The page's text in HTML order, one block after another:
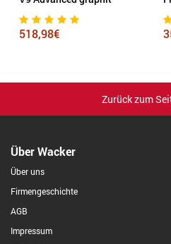
518,98€
Zurück zum
Über Wacker
Über uns
Firmengeschichte
AGB
Impressum